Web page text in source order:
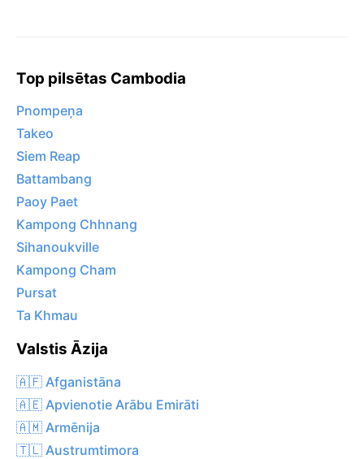
Top pilsētas Cambodia
Pnompeņa
Takeo
Siem Reap
Battambang
Paoy Paet
Kampong Chhnang
Sihanoukville
Kampong Cham
Pursat
Ta Khmau
Valstis Āzija
🇦🇫 Afganistāna
🇦🇪 Apvienotie Arābu Emirāti
🇦🇲 Armēnija
🇹🇱 Austrumtimora